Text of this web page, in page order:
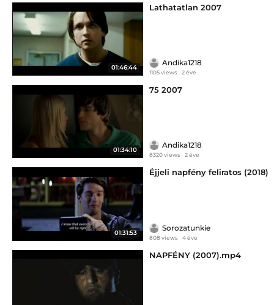
01:46:44
Lathatatlan 2007
Andika1218
1105 views 2 éve
01:34:10
75 2007
Andika1218
8320 views 2 éve
01:31:53
Éjjeli napfény feliratos (2018)
Sorozatunkie
808 views 4 éve
NAPFÉNY (2007).mp4